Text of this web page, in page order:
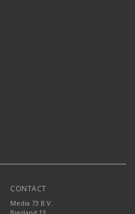
CONTACT
Media 73 B.V.